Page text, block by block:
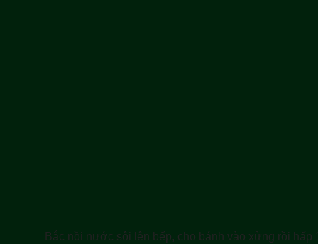
Bắc nồi nước sôi lên bếp, cho bánh vào xửng rồi hấp